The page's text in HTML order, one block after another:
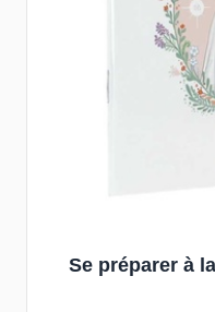
Se préparer à